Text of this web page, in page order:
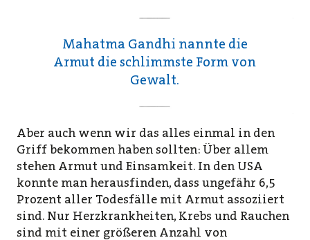
Mahatma Gandhi nannte die
Armut die schlimmste Form von
Gewalt.
Aber auch wenn wir das alles einmal in den
Griff bekommen haben sollten: Über allem
stehen Armut und Einsamkeit. In den USA
konnte man herausfinden, dass ungefähr 6,5
Prozent aller Todesfälle mit Armut assoziiert
sind. Nur Herzkrankheiten, Krebs und Rauchen
sind mit einer größeren Anzahl von